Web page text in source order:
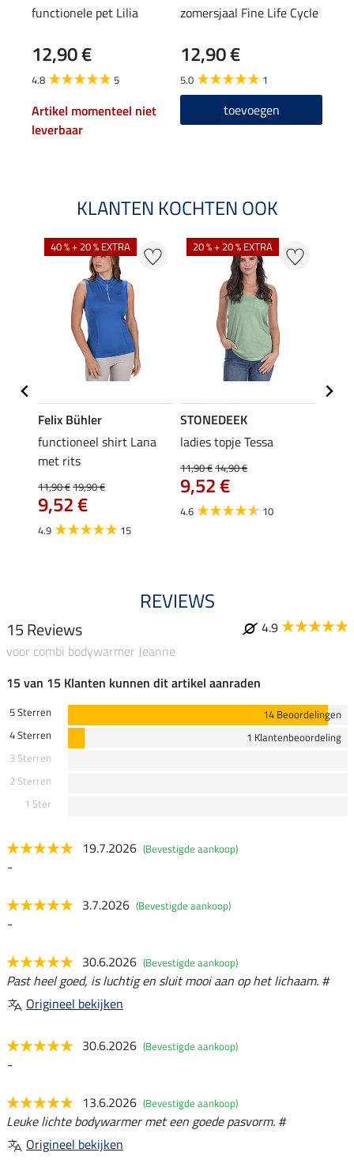
functionele pet Lilia
12,90 €
4.8 5
Artikel momenteel niet
leverbaar
zomersjaal Fine Life Cycle
12,90 €
5.0 1
toevoegen
KLANTEN KOCHTEN OOK
40 % + 20 % EXTRA
Felix Bühler
functioneel shirt Lana
met rits
11,90 €19,90 €
9,52 €
4.9 15
20 % + 20 % EXTRA
STONEDEEK
ladies topje Tessa
11,90 €14,90 €
9,52 €
4.6 10
REVIEWS
15 Reviews
4.9
voor combi bodywarmer Jeanne
15 van 15 Klanten kunnen dit artikel aanraden
5 Sterren
14 Beoordelingen
4 Sterren
1 Klantenbeoordeling
3 Sterren
2 Sterren
1 Ster
19.7.2026 (Bevestigde aankoop)
-
3.7.2026 (Bevestigde aankoop)
-
30.6.2026 (Bevestigde aankoop)
Past heel goed, is luchtig en sluit mooi aan op het lichaam. #
Origineel bekijken
30.6.2026 (Bevestigde aankoop)
-
13.6.2026 (Bevestigde aankoop)
Leuke lichte bodywarmer met een goede pasvorm. #
Origineel bekijken